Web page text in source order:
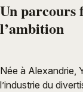
Un parcours
l’ambition
Née à Alexandrie,
l’industrie du